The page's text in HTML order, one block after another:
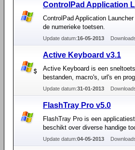
ControlPad Application
ControlPad Application
de numerieke toetsen.
Update datum:16-05-2013
Active Keyboard v3.1
Active Keyboard is een
bestanden, macro's, url's en
Update datum:31-01-2013
FlashTray Pro v5.0
FlashTray Pro is een
beschikt over diverse handige
Update datum:04-05-2013